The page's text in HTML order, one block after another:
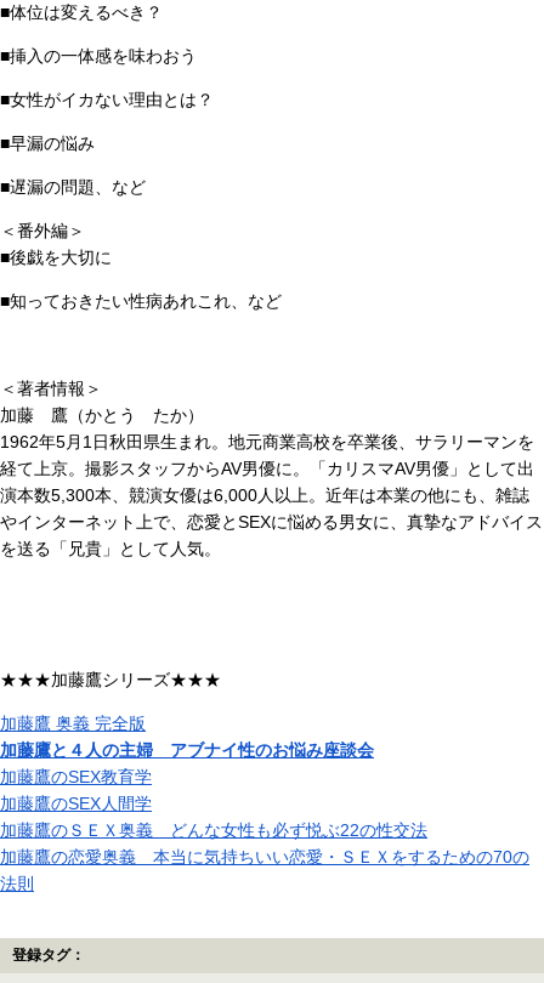
■体位は変えるべき？
■挿入の一体感を味わおう
■女性がイカない理由とは？
■早漏の悩み
■遅漏の問題、など
＜番外編＞
■後戯を大切に
■知っておきたい性病あれこれ、など
＜著者情報＞
加藤 鷹（かとう たか）
1962年5月1日秋田県生まれ。地元商業高校を卒業後、サラリーマンを
経て上京。撮影スタッフからAV男優に。「カリスマAV男優」として出
演本数5,300本、競演女優は6,000人以上。近年は本業の他にも、雑誌
やインターネット上で、恋愛とSEXに悩める男女に、真摯なアドバイス
を送る「兄貴」として人気。
★★★加藤鷹シリーズ★★★
加藤鷹 奥義 完全版
加藤鷹と４人の主婦 アブナイ性のお悩み座談会
加藤鷹のSEX教育学
加藤鷹のSEX人間学
加藤鷹のＳＥＸ奥義 どんな女性も必ず悦ぶ22の性交法
加藤鷹の恋愛奥義 本当に気持ちいい恋愛・ＳＥＸをするための70の
法則
登録タグ：